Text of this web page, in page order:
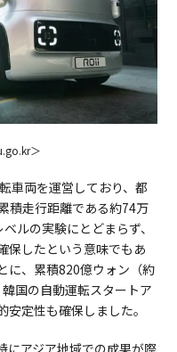
＞
車両を運営しており、都
積走行距離である約74万
ルの実験にとどまらず、
保したという意味でもあ
に、累積820億ウォン（約
国の自動運転スタートア
定性も確保しました。
にアジア地域での成果が際